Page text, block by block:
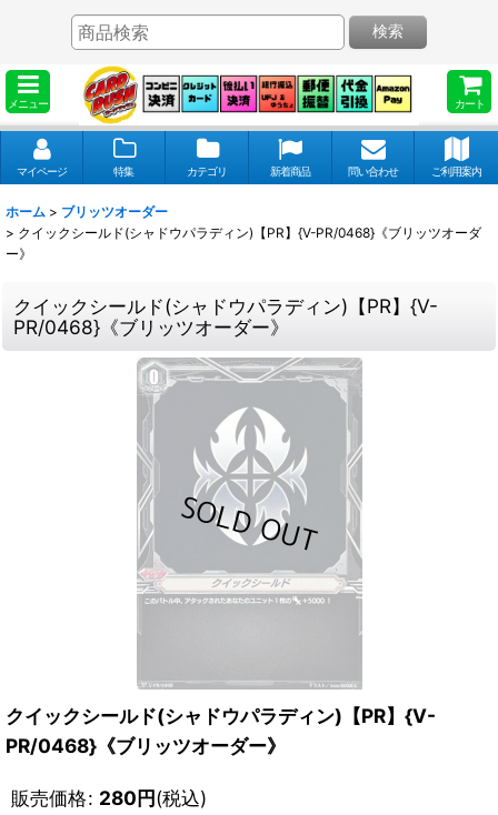
メニュー カート
検索
マイページ 特集 カテゴリ 新着商品 問い合わせ ご利用案内
ホーム > ブリッツオーダー
> クイックシールド(シャドウパラディン)【PR】{V-PR/0468}《ブリッツオーダ
ー》
クイックシールド(シャドウパラディン)【PR】{V-
PR/0468}《ブリッツオーダー》
クイックシールド(シャドウパラディン)【PR】{V-
PR/0468}《ブリッツオーダー》
販売価格: 280円(税込)